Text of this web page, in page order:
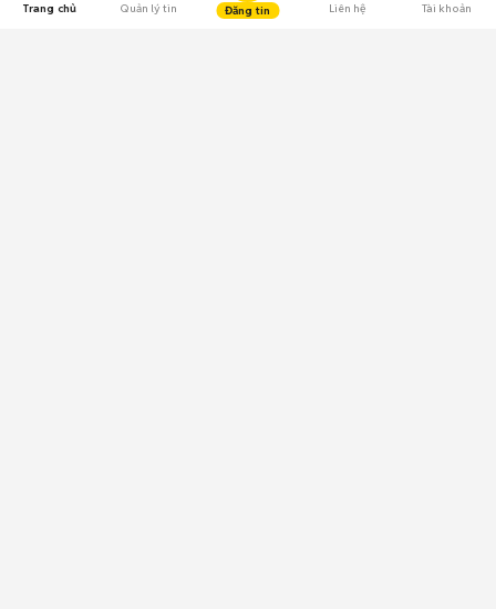
Trang chủ Quản lý tin Đăng tin Liên hệ Tài khoản